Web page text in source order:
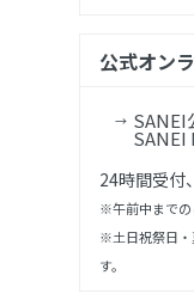
公式オン
SANEI
SANEI
24時間受付
※午前中までの
※土日祝祭日・
す。